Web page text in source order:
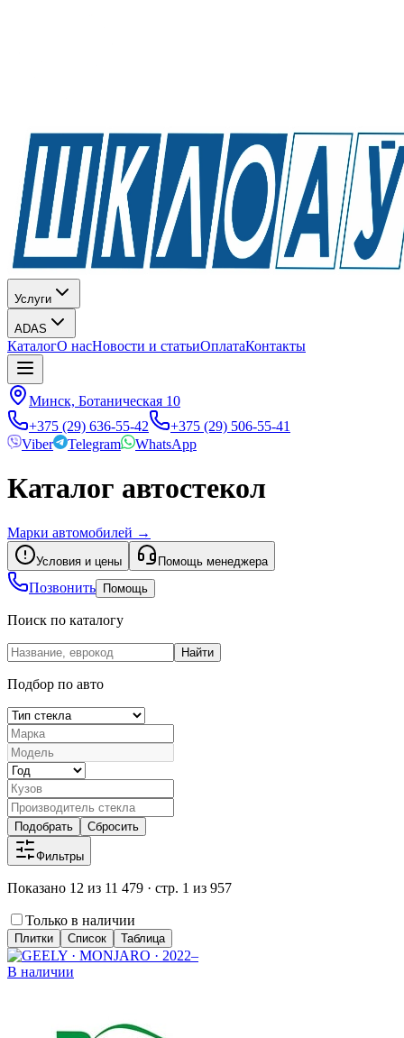
Услуги
ADAS
КаталогО насНовости и статьиОплатаКонтакты
Минск, Ботаническая 10
+375 (29) 636-55-42
+375 (29) 506-55-41
Viber
Telegram WhatsApp
Каталог автостекол
Марки автомобилей →
Условия и цены Помощь менеджера
Позвонить Помощь
Поиск по каталогу
Найти
Подбор по авто
Подобрать Сбросить
Фильтры
Показано 12 из 11 479 · стр. 1 из 957
Только в наличии
Плитки Список Таблица
В наличии